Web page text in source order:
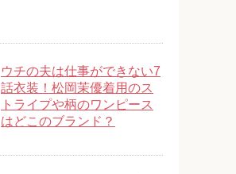
ウチの夫は仕事ができない7
話衣装！松岡茉優着用のス
トライプや柄のワンピース
はどこのブランド？